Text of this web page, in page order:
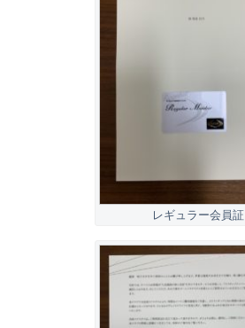
レギュラー会員証